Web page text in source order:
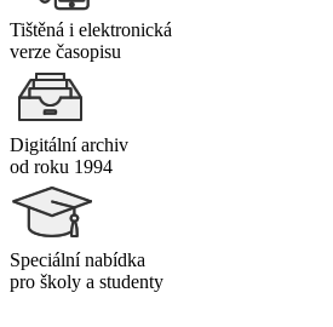
Tištěná i elektronická
verze časopisu
Digitální archiv
od roku 1994
Speciální nabídka
pro školy a studenty